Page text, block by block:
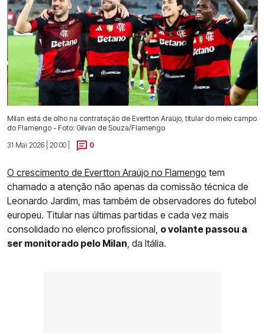
Milan está de olho na contratação de Evertton Araújo, titular do meio campo
do Flamengo - Foto: Gilvan de Souza/Flamengo
31 Mai 2026 | 20:00 |
0
O crescimento de Evertton Araújo no Flamengo tem
chamado a atenção não apenas da comissão técnica de
Leonardo Jardim, mas também de observadores do futebol
europeu. Titular nas últimas partidas e cada vez mais
consolidado no elenco profissional, o volante passou a
ser monitorado pelo Milan , da Itália.